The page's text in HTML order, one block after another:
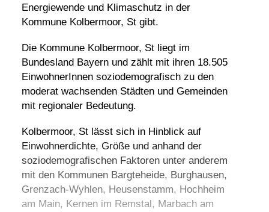
Energiewende und Klimaschutz in der
Kommune Kolbermoor, St gibt.
Die Kommune Kolbermoor, St liegt im
Bundesland Bayern und zählt mit ihren 18.505
EinwohnerInnen soziodemografisch zu den
moderat wachsenden Städten und Gemeinden
mit regionaler Bedeutung.
Kolbermoor, St lässt sich in Hinblick auf
Einwohnerdichte, Größe und anhand der
soziodemografischen Faktoren unter anderem
mit den Kommunen Bargteheide, Burghausen,
Grenzach-Wyhlen, Heusenstamm, Hochheim
am Main, Kernen im Remstal , Marbach am